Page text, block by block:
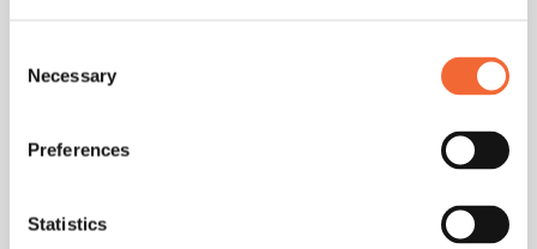
Selection
Necessary
Preferences
Statistics
Tools und Technologien für
Hybrid Sales Teams
zum Erfolg eines hybriden Vertriebsteams. Moderne